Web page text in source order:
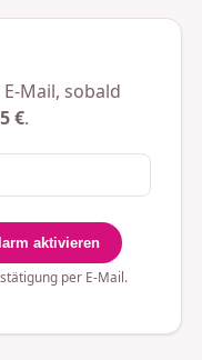
Mail, sobald
€.
aktivieren
per E-Mail.